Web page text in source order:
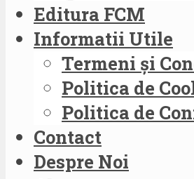
Editura FCM
Informatii Utile
Termeni și
Politica de
Politica de
Contact
Despre Noi